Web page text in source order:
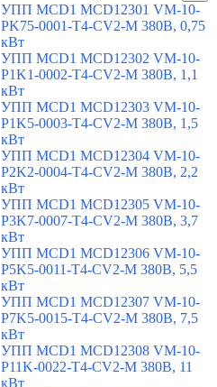
УПП MCD1 MCD12301 VM-10-
PK75-0001-T4-CV2-M 380В, 0,75
кВт
УПП MCD1 MCD12302 VM-10-
P1K1-0002-T4-CV2-M 380В, 1,1
кВт
УПП MCD1 MCD12303 VM-10-
P1K5-0003-T4-CV2-M 380В, 1,5
кВт
УПП MCD1 MCD12304 VM-10-
P2K2-0004-T4-CV2-M 380В, 2,2
кВт
УПП MCD1 MCD12305 VM-10-
P3K7-0007-T4-CV2-M 380В, 3,7
кВт
УПП MCD1 MCD12306 VM-10-
P5K5-0011-T4-CV2-M 380В, 5,5
кВт
УПП MCD1 MCD12307 VM-10-
P7K5-0015-T4-CV2-M 380В, 7,5
кВт
УПП MCD1 MCD12308 VM-10-
P11K-0022-T4-CV2-M 380В, 11
кВт